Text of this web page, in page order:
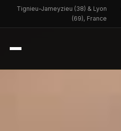
Tignieu-Jameyzieu (38) & Lyon
(69), France